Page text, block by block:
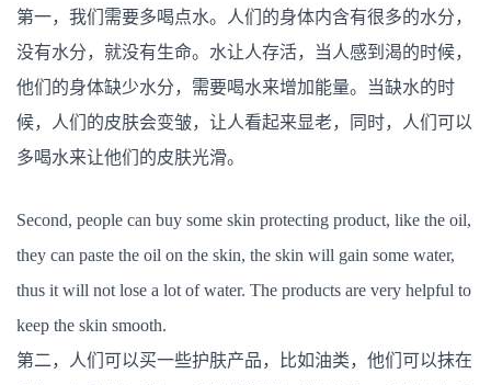
第一，我们需要多喝点水。人们的身体内含有很多的水分，
没有水分，就没有生命。水让人存活，当人感到渴的时候，
他们的身体缺少水分，需要喝水来增加能量。当缺水的时
候，人们的皮肤会变皱，让人看起来显老，同时，人们可以
多喝水来让他们的皮肤光滑。
Second, people can buy some skin protecting product, like the oil,
they can paste the oil on the skin, the skin will gain some water,
thus it will not lose a lot of water. The products are very helpful to
keep the skin smooth.
第二，人们可以买一些护肤产品，比如油类，他们可以抹在